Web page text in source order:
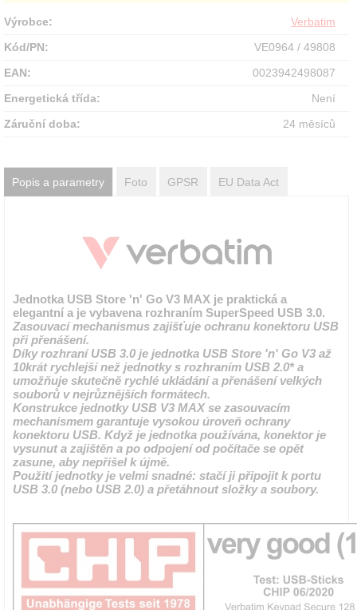
Výrobce:
Verbatim
Kód/PN:
VE0964 / 49808
EAN:
0023942498087
Energetická třída:
Není
Záruční doba:
24 měsíců
Popis a parametry Foto GPSR EU Data Act
Jednotka USB Store 'n' Go V3 MAX je praktická a
elegantní a je vybavena rozhraním SuperSpeed USB 3.0.
Zasouvací mechanismus zajišťuje ochranu konektoru USB
při přenášení.
Díky rozhraní USB 3.0 je jednotka USB Store 'n' Go V3 až
10krát rychlejší než jednotky s rozhraním USB 2.0* a
umožňuje skutečně rychlé ukládání a přenášení velkých
souborů v nejrůznějších formátech.
Konstrukce jednotky USB V3 MAX se zasouvacím
mechanismem garantuje vysokou úroveň ochrany
konektoru USB. Když je jednotka používána, konektor je
vysunut a zajištěn a po odpojení od počítače se opět
zasune, aby nepřišel k újmě.
Použití jednotky je velmi snadné: stačí ji připojit k portu
USB 3.0 (nebo USB 2.0) a přetáhnout složky a soubory.